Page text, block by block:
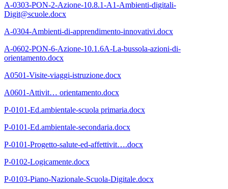
A-0303-PON-2-Azione-10.8.1-A1-Ambienti-digitali-
Digit@scuole.docx
A-0304-Ambienti-di-apprendimento-innovativi.docx
A-0602-PON-6-Azione-10.1.6A-La-bussola-azioni-di-
orientamento.docx
A0501-Visite-viaggi-istruzione.docx
A0601-Attivit… orientamento.docx
P-0101-Ed.ambientale-scuola primaria.docx
P-0101-Ed.ambientale-secondaria.docx
P-0101-Progetto-salute-ed-affettivit….docx
P-0102-Logicamente.docx
P-0103-Piano-Nazionale-Scuola-Digitale.docx